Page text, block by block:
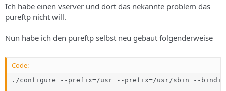
s
T
e
s
d
a
u
Ich habe einen vserver und dort das nekannte problem das
pureftp nicht will.
Nun habe ich den pureftp selbst neu gebaut folgenderweise
Code:
./configure --prefix=/usr --prefix=/usr/sbin --